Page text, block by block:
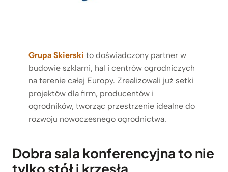
Grupa Skierski to doświadczony partner w
budowie szklarni, hal i centrów ogrodniczych
na terenie całej Europy. Zrealizowali już setki
projektów dla firm, producentów i
ogrodników, tworząc przestrzenie idealne do
rozwoju nowoczesnego ogrodnictwa.
Dobra sala konferencyjna to nie
tylko stół i krzesła